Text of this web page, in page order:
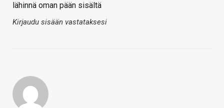
lähinnä oman pään sisältä
Kirjaudu sisään vastataksesi